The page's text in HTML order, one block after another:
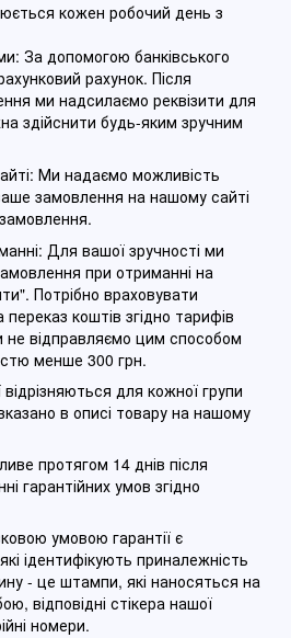
кожен робочий день з
За допомогою банківського
рахунок. Після
ми надсилаємо реквізити для
здійснити будь-яким зручним
Ми надаємо можливість
замовлення на нашому сайті
Для вашої зручності ми
при отриманні на
Потрібно враховувати
коштів згідно тарифів
відправляємо цим способом
менше 300 грн.
відрізняються для кожної групи
в описі товару на нашому
протягом 14 днів після
гарантійних умов згідно
умовою гарантії є
ідентифікують приналежність
- це штампи, які наносяться на
відповідні стікера нашої
номери.